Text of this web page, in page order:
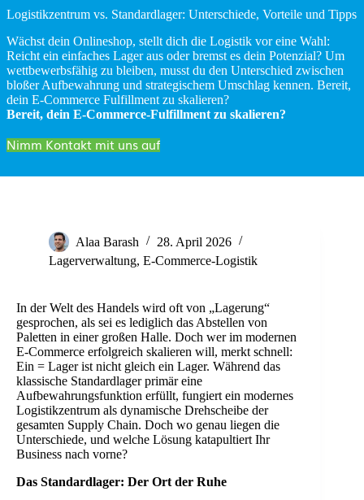
Logistikzentrum vs. Standardlager: Unterschiede, Vorteile und Tipps
Wächst dein Onlineshop, stellt dich die Logistik vor eine Wahl:
Reicht ein einfaches Lager aus oder bremst es dein Potenzial? Um
wettbewerbsfähig zu bleiben, musst du den Unterschied zwischen
bloßer Aufbewahrung und strategischem Umschlag kennen. Bereit,
dein E-Commerce Fulfillment zu skalieren?
Bereit, dein E-Commerce-Fulfillment zu skalieren?
Nimm Kontakt mit uns auf
Alaa Barash
28. April 2026
Lagerverwaltung, E-Commerce-Logistik
In der Welt des Handels wird oft von „Lagerung“
gesprochen, als sei es lediglich das Abstellen von
Paletten in einer großen Halle. Doch wer im modernen
E-Commerce erfolgreich skalieren will, merkt schnell:
Ein = Lager ist nicht gleich ein Lager. Während das
klassische Standardlager primär eine
Aufbewahrungsfunktion erfüllt, fungiert ein modernes
Logistikzentrum als dynamische Drehscheibe der
gesamten Supply Chain. Doch wo genau liegen die
Unterschiede, und welche Lösung katapultiert Ihr
Business nach vorne?
Das Standardlager: Der Ort der Ruhe